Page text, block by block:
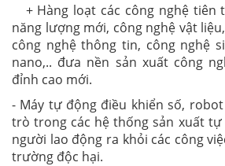
+ Hàng loạt các công nghệ tiên
năng lượng mới, công nghệ vật
công nghệ thông tin, công nghệ
nano,.. đưa nền sản xuất công
đỉnh cao mới.
- Máy tự động điều khiển số,
trò trong các hệ thống sản xuất tự
người lao động ra khỏi các công
trường độc hại.